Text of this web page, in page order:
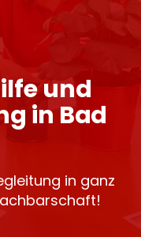
und
in Bad
in ganz